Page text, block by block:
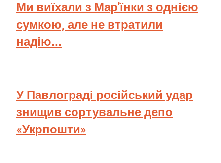
Ми виїхали з Мар'їнки з однією
сумкою, але не втратили
надію...
У Павлограді російський удар
знищив сортувальне депо
«Укрпошти»